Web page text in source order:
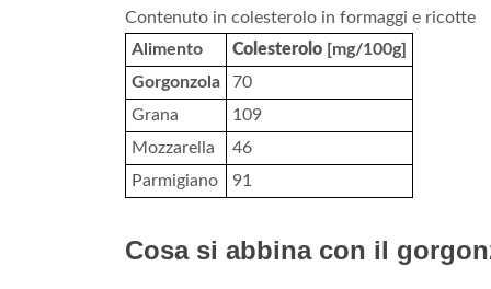
Contenuto in colesterolo in formaggi e ricotte
Alimento
Colesterolo [mg/100g]
Gorgonzola
70
Grana
109
Mozzarella
46
Parmigiano
91
Cosa si abbina con il